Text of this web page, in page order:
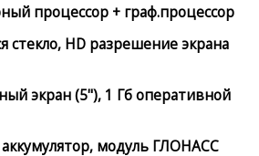
процессор + граф.процессор
HD разрешение экрана
экран (5"), 1 Гб оперативной
модуль ГЛОНАСС